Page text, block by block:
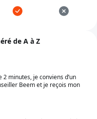
de A à Z
minutes, je conviens d’un
Beem et je reçois mon